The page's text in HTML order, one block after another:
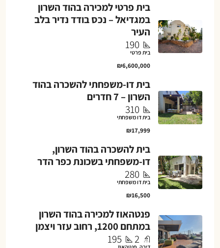
בית פרטי למכירה בהוד השרון
במגדיאל – נכס בודד נדיר בלב
העיר
190
בית פרטי
₪6,600,000
בית דו-משפחתי להשכרה בהוד
השרון – 7 חדרים
310
בית דו משפחתי
₪17,999
בית להשכרה בהוד השרון,
דו-משפחתי בשכונת כפר הדר
280
בית דו משפחתי
₪16,500
פנטהאוז למכירה בהוד השרון
במתחם 1200, רחוב עזר ויצמן
2
195